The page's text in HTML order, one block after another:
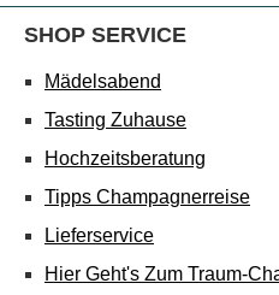
SHOP SERVICE
Mädelsabend
Tasting Zuhause
Hochzeitsberatung
Tipps Champagnerreise
Lieferservice
Hier Geht's Zum Traum-